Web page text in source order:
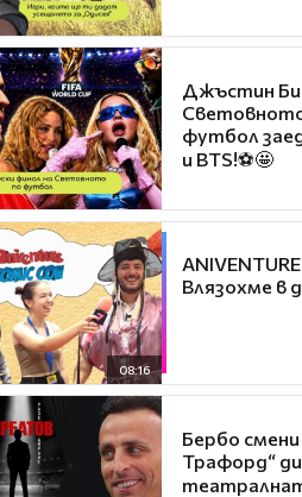
Джъстин
футбол
и BTS!⚽🤩
08:16
Влязохме в
Бербо
Трафорд“